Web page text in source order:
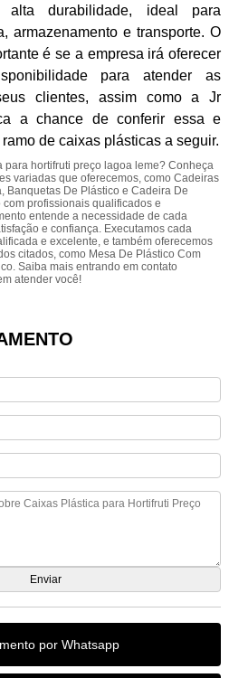
alta durabilidade, ideal para
armazenamento e transporte. O
é se a empresa irá oferecer
para atender as
clientes, assim como a Jr
a chance de conferir essa e
de caixas plásticas a seguir.
para hortifruti preço lagoa leme? Conheça
variadas que oferecemos, como Cadeiras
Banquetas De Plástico e Cadeira De
profissionais qualificados e
entende a necessidade de cada
e confiança. Executamos cada
e excelente, e também oferecemos
citados, como Mesa De Plástico Com
Saiba mais entrando em contato
atender você!
por Whatsapp